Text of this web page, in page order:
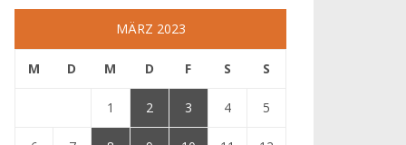
MÄRZ 2023
M D M D F S S
1 2 3 4 5